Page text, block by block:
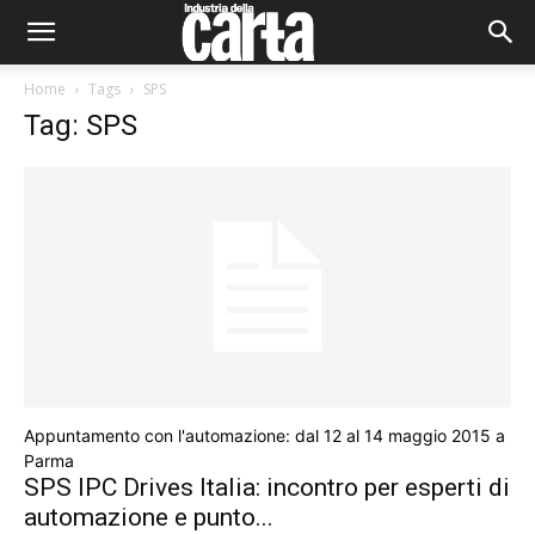
Home Tags SPS
Tag: SPS
Appuntamento con l'automazione: dal 12 al 14 maggio 2015 a
Parma
SPS IPC Drives Italia: incontro per esperti di
automazione e punto...